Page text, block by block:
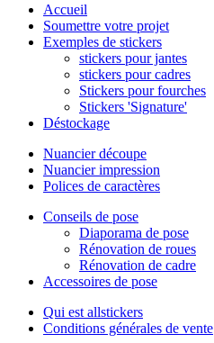
Accueil
Soumettre votre projet
Exemples de stickers
stickers pour jantes
stickers pour cadres
Stickers pour fourches
Stickers 'Signature'
Déstockage
Nuancier découpe
Nuancier impression
Polices de caractères
Conseils de pose
Diaporama de pose
Rénovation de roues
Rénovation de cadre
Accessoires de pose
Qui est allstickers
Conditions générales de vente